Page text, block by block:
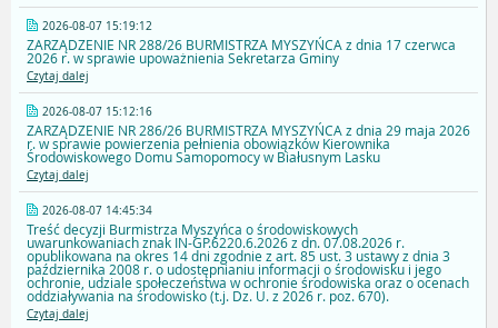
2026-08-07 15:19:12
ZARZĄDZENIE NR 288/26 BURMISTRZA MYSZYŃCA z dnia 17 czerwca
2026 r. w sprawie upoważnienia Sekretarza Gminy
Czytaj dalej
2026-08-07 15:12:16
ZARZĄDZENIE NR 286/26 BURMISTRZA MYSZYŃCA z dnia 29 maja 2026
r. w sprawie powierzenia pełnienia obowiązków Kierownika
Środowiskowego Domu Samopomocy w Białusnym Lasku
Czytaj dalej
2026-08-07 14:45:34
Treść decyzji Burmistrza Myszyńca o środowiskowych
uwarunkowaniach znak IN-GP.6220.6.2026 z dn. 07.08.2026 r.
opublikowana na okres 14 dni zgodnie z art. 85 ust. 3 ustawy z dnia 3
października 2008 r. o udostępnianiu informacji o środowisku i jego
ochronie, udziale społeczeństwa w ochronie środowiska oraz o ocenach
oddziaływania na środowisko (t.j. Dz. U. z 2026 r. poz. 670).
Czytaj dalej